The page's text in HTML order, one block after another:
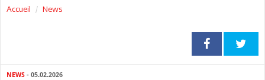
Accueil News
NEWS - 05.02.2026